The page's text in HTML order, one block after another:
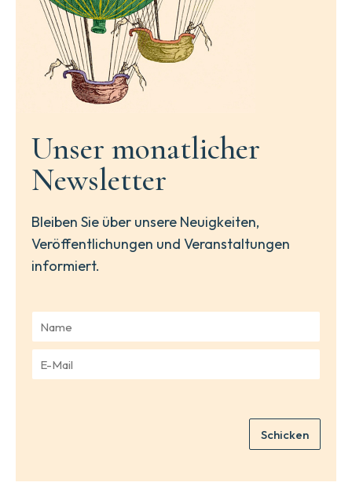
Unser monatlicher
Newsletter
Bleiben Sie über unsere Neuigkeiten,
Veröffentlichungen und Veranstaltungen
informiert.
m
*
Schicken